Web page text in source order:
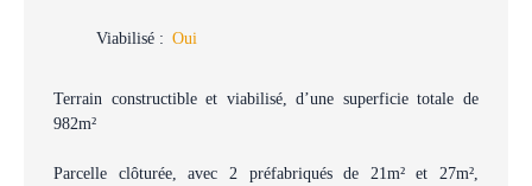
Viabilisé : Oui
Terrain constructible et viabilisé, d’une superficie totale de
982m²
Parcelle clôturée, avec 2 préfabriqués de 21m² et 27m²,